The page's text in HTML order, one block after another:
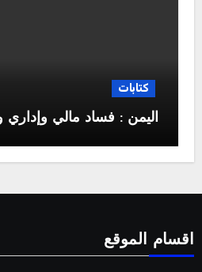
كتابات
اليمن : فساد مالي وإداري
اقسام الموقع